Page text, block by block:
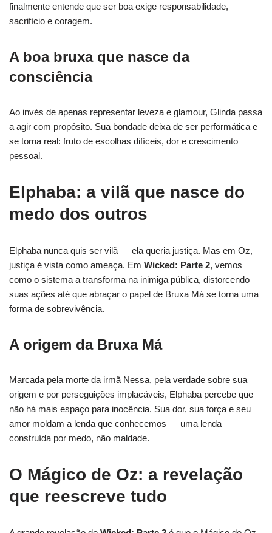
finalmente entende que ser boa exige responsabilidade,
sacrifício e coragem.
A boa bruxa que nasce da
consciência
Ao invés de apenas representar leveza e glamour, Glinda passa
a agir com propósito. Sua bondade deixa de ser performática e
se torna real: fruto de escolhas difíceis, dor e crescimento
pessoal.
Elphaba: a vilã que nasce do
medo dos outros
Elphaba nunca quis ser vilã — ela queria justiça. Mas em Oz,
justiça é vista como ameaça. Em Wicked: Parte 2, vemos
como o sistema a transforma na inimiga pública, distorcendo
suas ações até que abraçar o papel de Bruxa Má se torna uma
forma de sobrevivência.
A origem da Bruxa Má
Marcada pela morte da irmã Nessa, pela verdade sobre sua
origem e por perseguições implacáveis, Elphaba percebe que
não há mais espaço para inocência. Sua dor, sua força e seu
amor moldam a lenda que conhecemos — uma lenda
construída por medo, não maldade.
O Mágico de Oz: a revelação
que reescreve tudo